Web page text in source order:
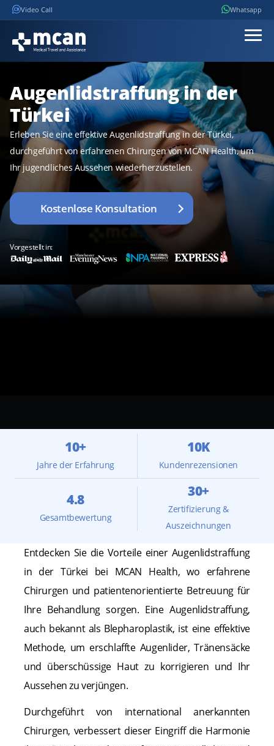
Video Call Whatsapp
Augenlidstraffung in der
Türkei
Erleben Sie eine effektive Augenlidstraffung in der Türkei,
durchgeführt von erfahrenen Chirurgen von MCAN Health, um
Ihr jugendliches Aussehen wiederherzustellen.
Kostenlose Konsultation
Vorgestellt in:
10+
Jahre der Erfahrung
10K
Kundenrezensionen
4.8
Gesamtbewertung
30+
Zertifizierung &
Auszeichnungen
Entdecken Sie die Vorteile einer Augenlidstraffung
in der Türkei bei MCAN Health, wo erfahrene
Chirurgen und patientenorientierte Betreuung für
Ihre Behandlung sorgen. Eine Augenlidstraffung,
auch bekannt als Blepharoplastik, ist eine effektive
Methode, um erschlaffte Augenlider, Tränensäcke
und überschüssige Haut zu korrigieren und Ihr
Aussehen zu verjüngen.
Durchgeführt von international anerkannten
Chirurgen, verbessert dieser Eingriff die Harmonie